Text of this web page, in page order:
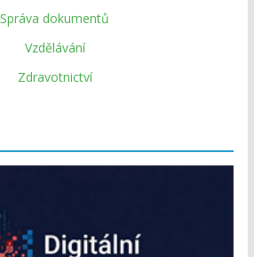
Správa dokumentů
Vzdělávání
Zdravotnictví